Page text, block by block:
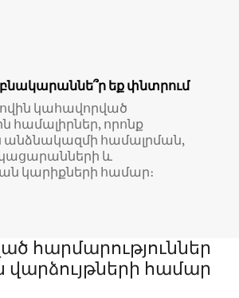
եք փնտրում
կահավորված
համալիրներ, որոնք
անձնակազմի համալրման,
և
կարիքների համար։
հարմարություններ
համար